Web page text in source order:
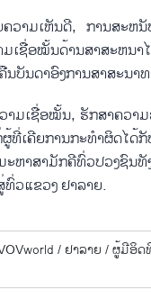
ວາມເຫັນດີ, ການສະຫນັ
ມເຊື່ອໝັ້ນດ້ານສາສະຫ
ບັນດາອົງການສາສະນາທ
າມເຊື່ອໝັ້ນ, ຮັກສາຄວາ
ຜູ້ທີ່ເຄີຍການກະທຳຜິດໄ
ະຫາສາມັກຄີທົ່ວປວງຊົນ
ວແຂວງ ຢາລາຍ.
/ຢາລາຍ /ຜູ້ມີອິດ